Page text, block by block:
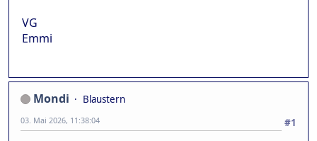
VG
Emmi
Mondi
Blaustern
#1
03. Mai 2026, 11:38:04